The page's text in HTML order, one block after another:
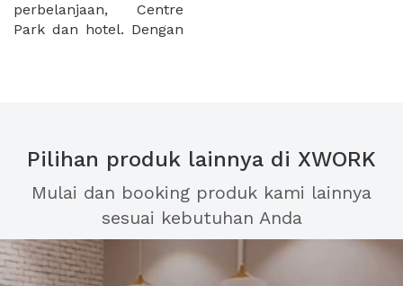
perbelanjaan, Centre
Park dan hotel. Dengan
Pilihan produk lainnya di XWORK
Mulai dan booking produk kami lainnya
sesuai kebutuhan Anda